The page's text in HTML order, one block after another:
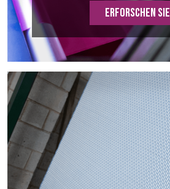
ERFORSCHEN SIE